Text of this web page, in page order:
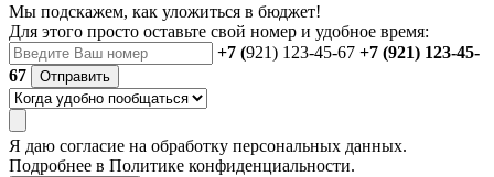
Мы подскажем, как уложиться в бюджет!
Для этого просто оставьте свой номер и удобное время:
+7 (921) 123-45-67 +7 (921) 123-45-
67
Отправить
Я даю согласие на обработку персональных данных.
Подробнее в Политике конфиденциальности.